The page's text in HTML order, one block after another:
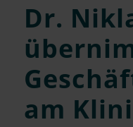
Dr.
am